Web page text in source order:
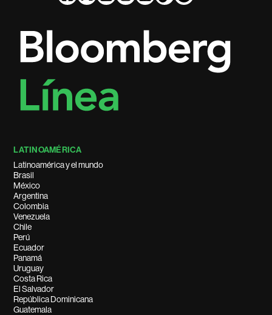
LATINOAMÉRICA
Latinoamérica y el mundo
Brasil
México
Argentina
Colombia
Venezuela
Chile
Perú
Ecuador
Panamá
Uruguay
Costa Rica
El Salvador
República Dominicana
Guatemala